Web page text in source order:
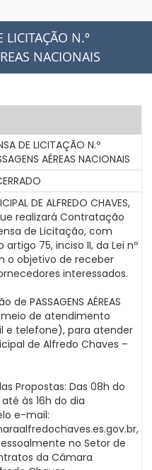
LICITAÇÃO N.º
NACIONAIS
DE LICITAÇÃO N.º
AÉREAS NACIONAIS
DE ALFREDO CHAVES,
realizará Contratação
de Licitação, com
75, inciso II, da Lei nº
o objetivo de receber
interessados.
de PASSAGENS AÉREAS
meio de atendimento
e telefone), para atender
de Alfredo Chaves –
Propostas: Das 08h do
às 16h do dia
e-mail:
no Setor de
da Câmara